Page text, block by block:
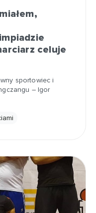
celuje
sportowiec i
– Igor